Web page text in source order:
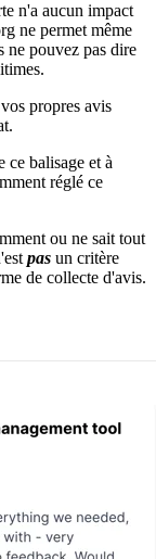
n'a aucun impact
ne permet même
ne pouvez pas dire
propres avis
ce balisage et à
réglé ce
ou ne sait tout
pas un critère
de collecte d'avis.